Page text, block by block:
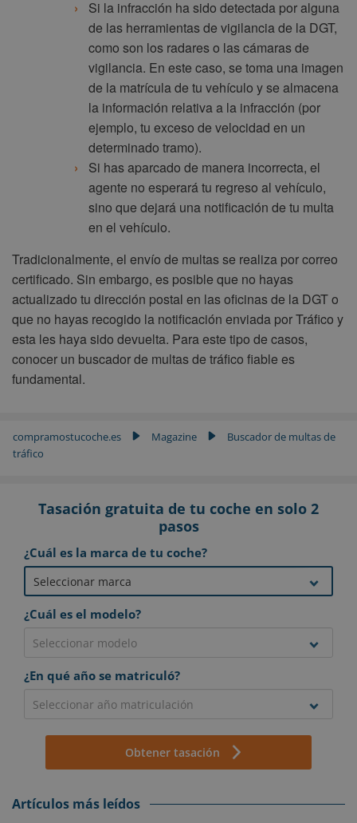
Si la infracción ha sido detectada por alguna
de las herramientas de vigilancia de la DGT,
como son los radares o las cámaras de
vigilancia. En este caso, se toma una imagen
de la matrícula de tu vehículo y se almacena
la información relativa a la infracción (por
ejemplo, tu exceso de velocidad en un
determinado tramo).
Si has aparcado de manera incorrecta, el
agente no esperará tu regreso al vehículo,
sino que dejará una notificación de tu multa
en el vehículo.
Tradicionalmente, el envío de multas se realiza por correo
certificado. Sin embargo, es posible que no hayas
actualizado tu dirección postal en las oficinas de la DGT o
que no hayas recogido la notificación enviada por Tráfico y
esta les haya sido devuelta. Para este tipo de casos,
conocer un buscador de multas de tráfico fiable es
fundamental.
compramostucoche.es Magazine
Buscador de multas de
tráfico
Tasación gratuita de tu coche en solo 2
pasos
¿Cuál es la marca de tu coche?
¿Cuál es el modelo?
¿En qué año se matriculó?
Obtener tasación
Artículos más leídos